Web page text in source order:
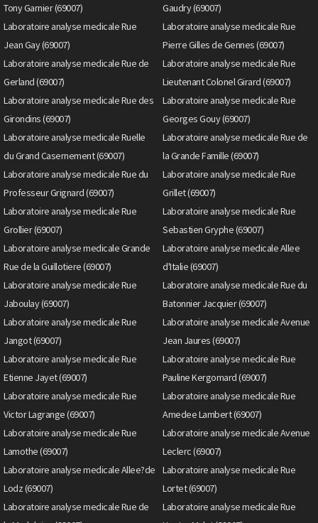
Tony Garnier (69007)
Gaudry (69007)
Laboratoire analyse medicale Rue
Jean Gay (69007)
Laboratoire analyse medicale Rue
Pierre Gilles de Gennes (69007)
Laboratoire analyse medicale Rue de
Gerland (69007)
Laboratoire analyse medicale Rue
Lieutenant Colonel Girard (69007)
Laboratoire analyse medicale Rue des
Girondins (69007)
Laboratoire analyse medicale Rue
Georges Gouy (69007)
Laboratoire analyse medicale Ruelle
du Grand Casernement (69007)
Laboratoire analyse medicale Rue de
la Grande Famille (69007)
Laboratoire analyse medicale Rue du
Professeur Grignard (69007)
Laboratoire analyse medicale Rue
Grillet (69007)
Laboratoire analyse medicale Rue
Grollier (69007)
Laboratoire analyse medicale Rue
Sebastien Gryphe (69007)
Laboratoire analyse medicale Grande
Rue de la Guillotiere (69007)
Laboratoire analyse medicale Allee
d'Italie (69007)
Laboratoire analyse medicale Rue
Jaboulay (69007)
Laboratoire analyse medicale Rue du
Batonnier Jacquier (69007)
Laboratoire analyse medicale Rue
Jangot (69007)
Laboratoire analyse medicale Avenue
Jean Jaures (69007)
Laboratoire analyse medicale Rue
Etienne Jayet (69007)
Laboratoire analyse medicale Rue
Pauline Kergomard (69007)
Laboratoire analyse medicale Rue
Victor Lagrange (69007)
Laboratoire analyse medicale Rue
Amedee Lambert (69007)
Laboratoire analyse medicale Rue
Lamothe (69007)
Laboratoire analyse medicale Avenue
Leclerc (69007)
Laboratoire analyse medicale Allee?de
Lodz (69007)
Laboratoire analyse medicale Rue
Lortet (69007)
Laboratoire analyse medicale Rue de
Laboratoire analyse medicale Rue